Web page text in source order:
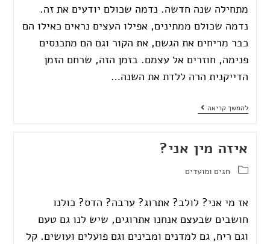
מתחילה שנה חדשה. נדמה שכולם יודעים את זה.
נדמה שכולם ממתינים, אפילו העצים נראים כאילו הם
כבר מריחים את הגשם, את הקור וגם הם מתכנסים
פנימה, חוזרים אל עצמם. בזמן הזה, שרחם הזמן
הדייקנית הרה ללדת את השנה…
להמשך קריאה
איזה מין אני?
חגים ומועדים
אז מי אני? לולב? אתרוג? ערבה? הדס? כולנו
חושבים שבעצם אנחנו אתרוגים, שיש לנו גם טעם
וגם ריח, גם למדנים ומבינים וגם פועלים ועושים. קל